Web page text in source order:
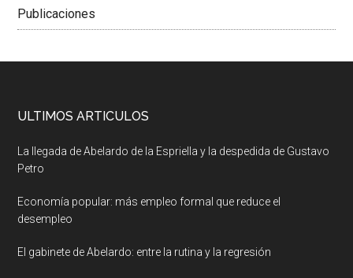
Publicaciones
ULTIMOS ARTICULOS
La llegada de Abelardo de la Espriella y la despedida de Gustavo
Petro
Economía popular: más empleo formal que reduce el
desempleo
El gabinete de Abelardo: entre la rutina y la regresión